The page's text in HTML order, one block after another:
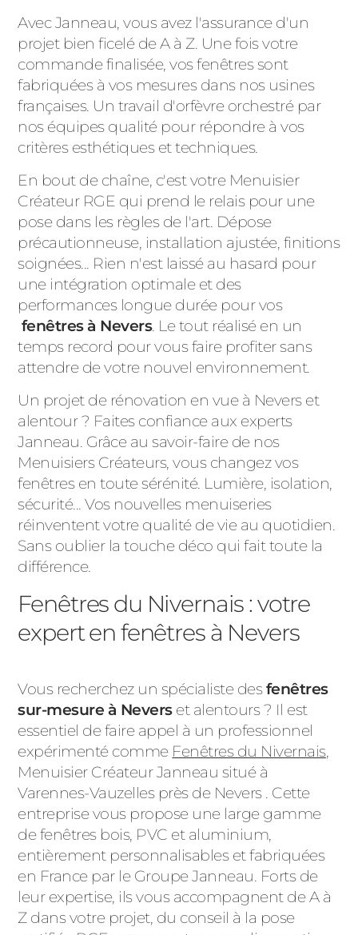
Avec Janneau, vous avez l'assurance d'un
projet bien ficelé de A à Z. Une fois votre
commande finalisée, vos fenêtres sont
fabriquées à vos mesures dans nos usines
françaises. Un travail d'orfèvre orchestré par
nos équipes qualité pour répondre à vos
critères esthétiques et techniques.
En bout de chaîne, c'est votre Menuisier
Créateur RGE qui prend le relais pour une
pose dans les règles de l'art. Dépose
précautionneuse, installation ajustée, finitions
soignées... Rien n'est laissé au hasard pour
une intégration optimale et des
performances longue durée pour vos
fenêtres à Nevers. Le tout réalisé en un
temps record pour vous faire profiter sans
attendre de votre nouvel environnement.
Un projet de rénovation en vue à Nevers et
alentour ? Faites confiance aux experts
Janneau. Grâce au savoir-faire de nos
Menuisiers Créateurs, vous changez vos
fenêtres en toute sérénité. Lumière, isolation,
sécurité... Vos nouvelles menuiseries
réinventent votre qualité de vie au quotidien.
Sans oublier la touche déco qui fait toute la
différence.
Fenêtres du Nivernais : votre
expert en fenêtres à Nevers
Vous recherchez un spécialiste desfenêtres
sur-mesure à Nevers et alentours ? Il est
essentiel de faire appel à un professionnel
expérimenté comme Fenêtres du Nivernais,
Menuisier Créateur Janneau situé à
Varennes-Vauzelles près de Nevers . Cette
entreprise vous propose une large gamme
de fenêtres bois, PVC et aluminium,
entièrement personnalisables et fabriquées
en France par le Groupe Janneau. Forts de
leur expertise, ils vous accompagnent de A à
Z dans votre projet, du conseil à la pose